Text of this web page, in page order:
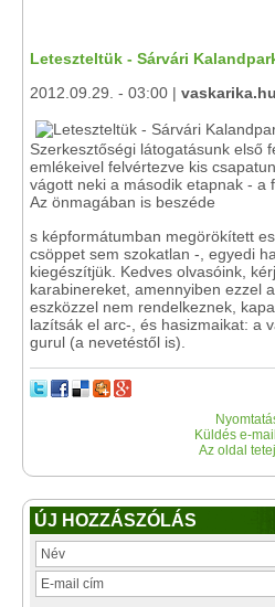
Leteszteltük - Sárvári
2012.09.29. - 03:00 |
Szerkesztőségi látogatásunk első
emlékeivel felvértezve kis
vágott neki a második etapnak - a
Az önmagában is beszéde
s képformátumban megörökített
csöppet sem szokatlan -, egyedi
kiegészítjük. Kedves olvasóink,
karabinereket, amennyiben ezzel
eszközzel nem rendelkeznek,
lazítsák el arc-, és hasizmaikat: a
gurul (a nevetéstől is).
Küldés e-
Az oldal
ÚJ HOZZÁSZÓLÁS